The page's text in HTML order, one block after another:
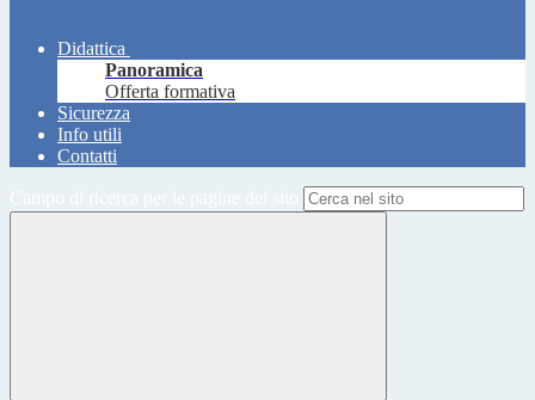
Didattica
Panoramica
Offerta formativa
Sicurezza
Info utili
Contatti